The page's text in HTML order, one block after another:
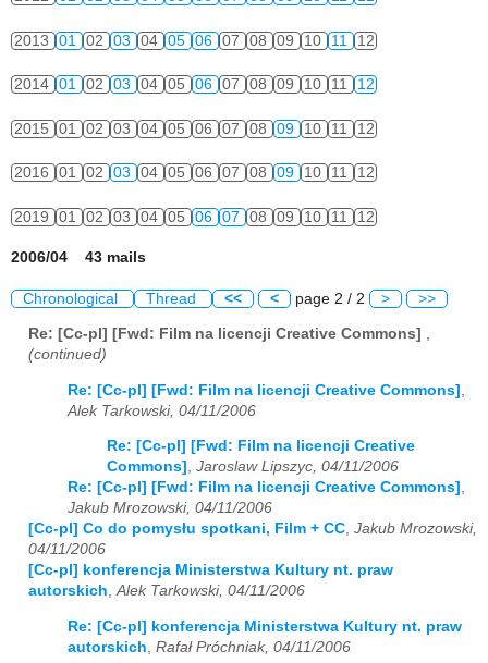
2013 01 02 03 04 05 06 07 08 09 10 11 12
2014 01 02 03 04 05 06 07 08 09 10 11 12
2015 01 02 03 04 05 06 07 08 09 10 11 12
2016 01 02 03 04 05 06 07 08 09 10 11 12
2019 01 02 03 04 05 06 07 08 09 10 11 12
2006/04 43 mails
Chronological Thread << < page 2 / 2 > >>
Re: [Cc-pl] [Fwd: Film na licencji Creative Commons] ,
(continued)
Re: [Cc-pl] [Fwd: Film na licencji Creative Commons]
Alek Tarkowski, 04/11/2006
Re: [Cc-pl] [Fwd: Film na licencji Creative
Commons] , Jaroslaw Lipszyc, 04/11/2006
Re: [Cc-pl] [Fwd: Film na licencji Creative Commons] ,
Jakub Mrozowski, 04/11/2006
[Cc-pl] Co do pomysłu spotkani, Film + CC, Jakub Mrozowski,
04/11/2006
[Cc-pl] konferencja Ministerstwa Kultury nt. praw
autorskich,Alek Tarkowski, 04/11/2006
Re: [Cc-pl] konferencja Ministerstwa Kultury nt. praw
autorskich, Rafał Próchniak, 04/11/2006